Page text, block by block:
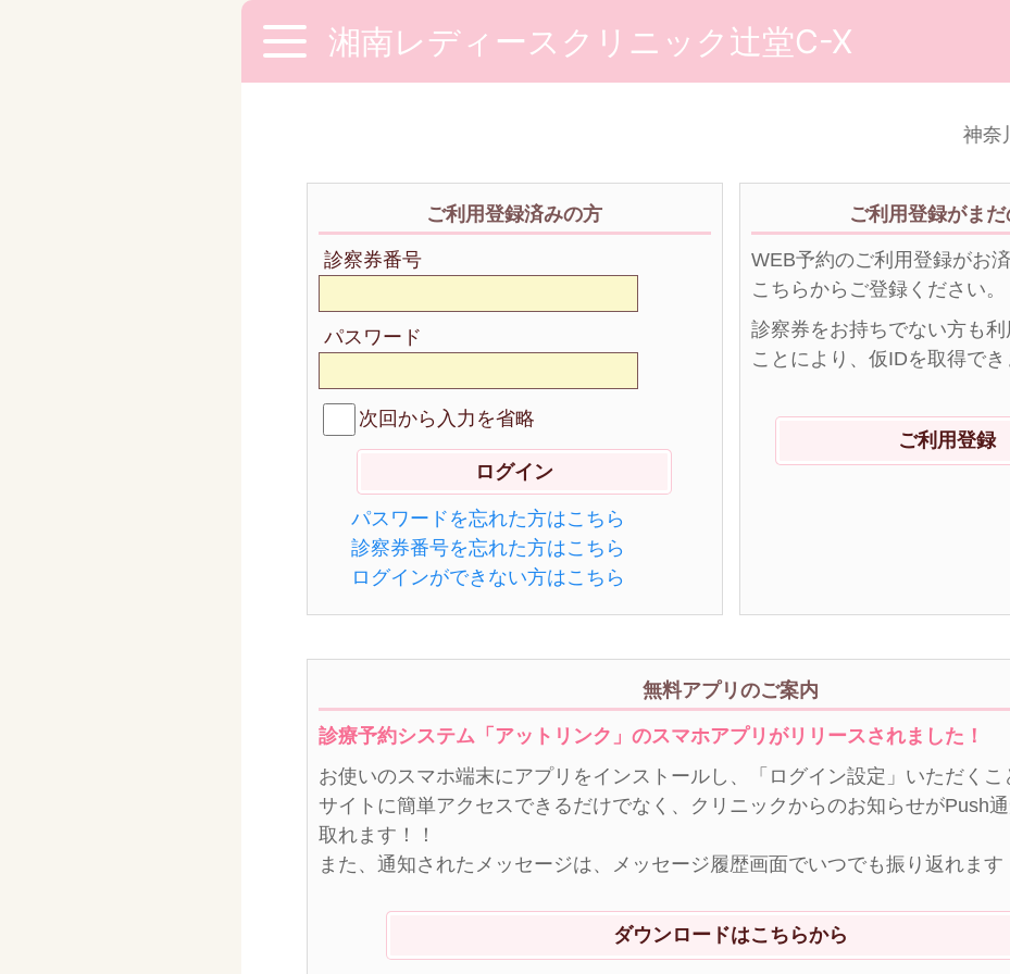
湘南レディースクリニック辻堂C-X
神奈
ご利用登録済みの方
診察券番号
パスワード
次回から入力を省略
パスワードを忘れた方はこちら
診察券番号を忘れた方はこちら
ログインができない方はこちら
ご利用登録がま
WEB予約のご利用登録がお
こちらからご登録ください。
診察券をお持ちでない方も利
ことにより、仮IDを取得でき
ご利用登録
無料アプリのご案内
診療予約システム「アットリンク」のスマホアプリがリリースされました！
お使いのスマホ端末にアプリをインストールし、「ログイン設定」いただくこ
サイトに簡単アクセスできるだけでなく、クリニックからのお知らせがPush
取れます！！
また、通知されたメッセージは、メッセージ履歴画面でいつでも振り返れます
ダウンロードはこちらから